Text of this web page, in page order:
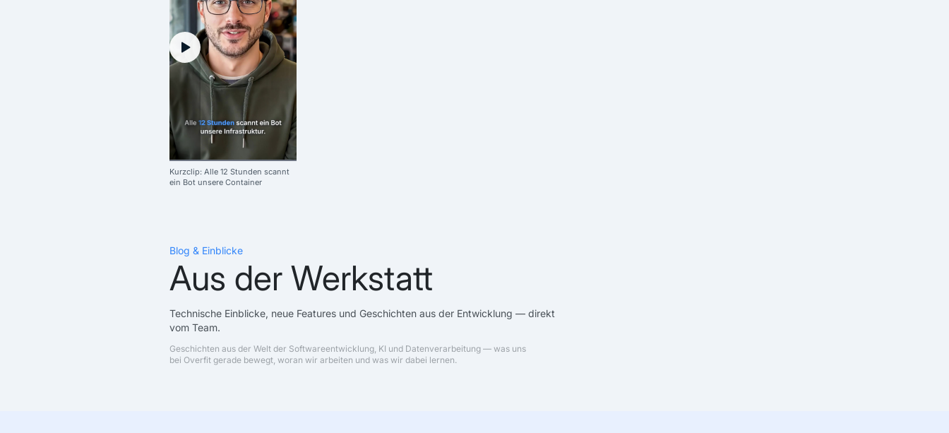
Kurzclip: Alle 12 Stunden scannt
ein Bot unsere Container
Blog & Einblicke
Aus der Werkstatt
Technische Einblicke, neue Features und Geschichten aus der Entwicklung — direkt
vom Team.
Geschichten aus der Welt der Softwareentwicklung, KI und Datenverarbeitung — was uns
bei Overfit gerade bewegt, woran wir arbeiten und was wir dabei lernen.